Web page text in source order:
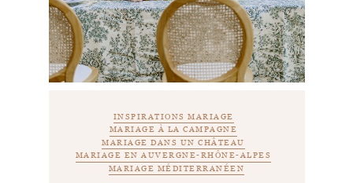
INSPIRATIONS MARIAGE
MARIAGE À LA CAMPAGNE
MARIAGE DANS UN CHÂTEAU
MARIAGE EN AUVERGNE-RHÔNE-ALPES
MARIAGE MÉDITERRANÉEN